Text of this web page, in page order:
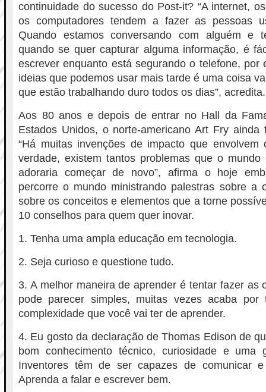
continuidade do sucesso do Post-it? “A internet,
os computadores tendem a fazer as pessoas
Quando estamos conversando com alguém e
quando se quer capturar alguma informação, é
escrever enquanto está segurando o telefone, por
ideias que podemos usar mais tarde é uma coisa
que estão trabalhando duro todos os dias”, acredita.
Aos 80 anos e depois de entrar no Hall da
Estados Unidos, o norte-americano Art Fry ainda
“Há muitas invenções de impacto que envolvem
verdade, existem tantos problemas que o
adoraria começar de novo”, afirma o hoje
percorre o mundo ministrando palestras sobre a
sobre os conceitos e elementos que a torne
10 conselhos para quem quer inovar.
1. Tenha uma ampla educação em tecnologia.
2. Seja curioso e questione tudo.
3. A melhor maneira de aprender é tentar fazer as
pode parecer simples, muitas vezes acaba
complexidade que você vai ter de aprender.
4. Eu gosto da declaração de Thomas Edison de
bom conhecimento técnico, curiosidade e uma
Inventores têm de ser capazes de comunicar
Aprenda a falar e escrever bem.